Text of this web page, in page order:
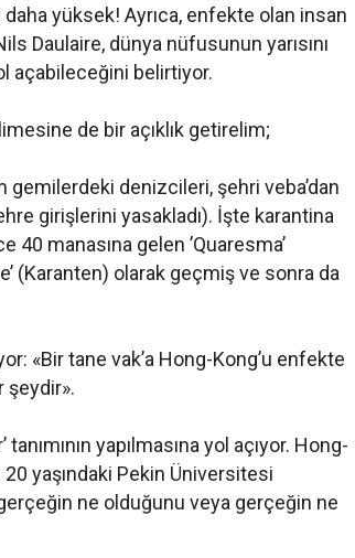
daha yüksek! Ayrıca, enfekte olan insan
Daulaire, dünya nüfusunun yarısını
açabileceğini belirtiyor.
de bir açıklık getirelim;
denizcileri, şehri veba’dan
girişlerini yasakladı). İşte karantina
40 manasına gelen ’Quaresma’
(Karanten) olarak geçmiş ve sonra da
«Bir tane vak’a Hong-Kong’u enfekte
şeydir».
yapılmasına yol açıyor. Hong-
20 yaşındaki Pekin Üniversitesi
ne olduğunu veya gerçeğin ne